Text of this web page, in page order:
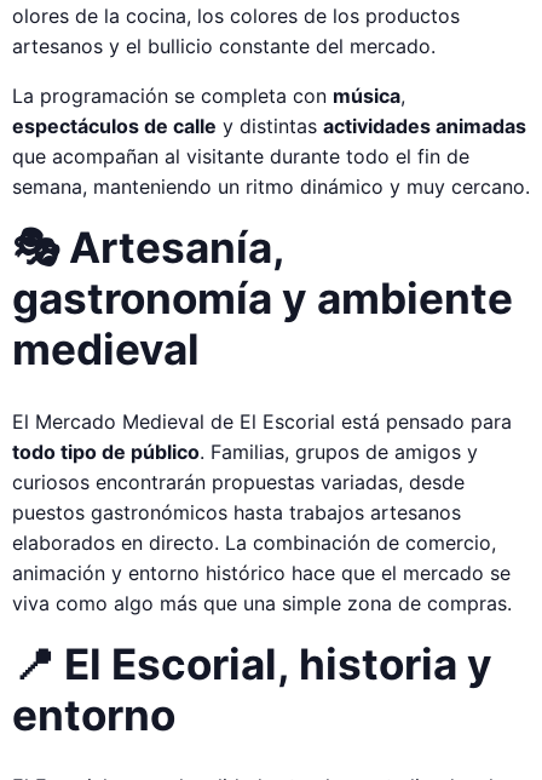
olores de la cocina, los colores de los productos
artesanos y el bullicio constante del mercado.
La programación se completa con música,
espectáculos de calle y distintas actividades animadas
que acompañan al visitante durante todo el fin de
semana, manteniendo un ritmo dinámico y muy cercano.
🎭 Artesanía,
gastronomía y ambiente
medieval
El Mercado Medieval de El Escorial está pensado para
todo tipo de público. Familias, grupos de amigos y
curiosos encontrarán propuestas variadas, desde
puestos gastronómicos hasta trabajos artesanos
elaborados en directo. La combinación de comercio,
animación y entorno histórico hace que el mercado se
viva como algo más que una simple zona de compras.
📍 El Escorial, historia y
entorno